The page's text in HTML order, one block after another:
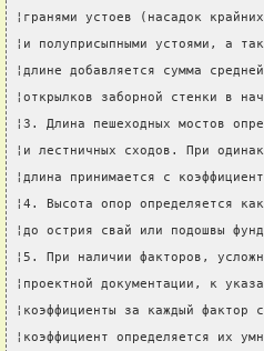
¦гранями устоев (насадок
¦и полуприсыпными устоями, а
¦длине добавляется сумма
¦открылков заборной стенки в
¦3. Длина пешеходных мостов
¦и лестничных сходов. При
¦длина принимается с
¦4. Высота опор определяется
¦до острия свай или подошвы
¦5. При наличии факторов,
¦проектной документации, к
¦коэффициенты за каждый
¦коэффициент определяется их